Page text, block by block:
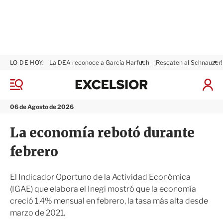
M
n
06 de Agosto de 2026
LO DE HOY: La DEA reconoce a García Harfuch ¡Rescaten al Schnauzer!
I
n
x
s
i
La economía rebotó durante
febrero
El Indicador Oportuno de la Actividad Económica
(IGAE) que elabora el Inegi mostró que la economía
creció 1.4% mensual en febrero, la tasa más alta desde
marzo de 2021.